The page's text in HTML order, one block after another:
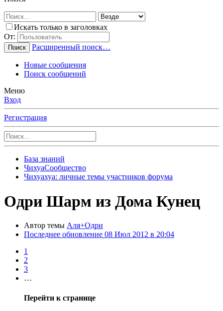
Искать только в заголовках
От:
Поиск Расширенный поиск…
Новые сообщения
Поиск сообщений
Меню
Вход
Регистрация
База знаний
ЧихуаСообщество
Чихуахуа: личные темы участников форума
Одри Шарм из Дома Кунец
Автор темы Аля+Одри
Последнее обновление 08 Июл 2012 в 20:04
1
2
3
…
Перейти к странице